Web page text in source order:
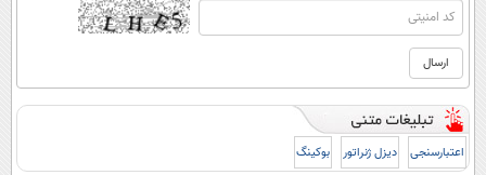
اعتبارسنجی دیزل ژنراتور بوکینگ